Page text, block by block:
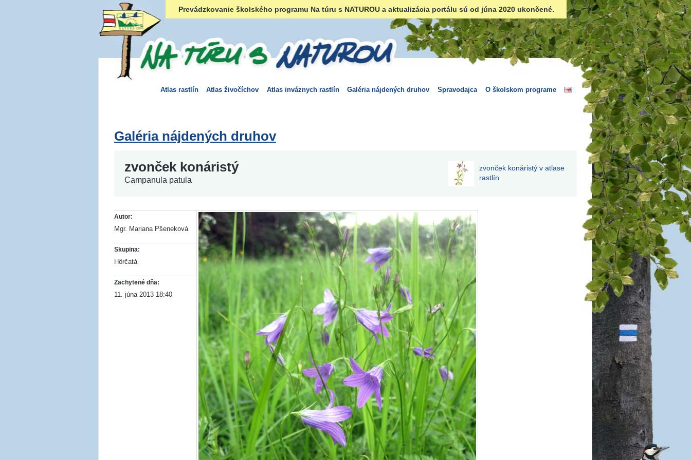
Prevádzkovanie školského programu Na túru s NATUROU a aktualizácia portálu sú od júna 2020 ukončené.
Atlas rastlín Atlas živočíchov Atlas inváznych rastlín Galéria nájdených druhov Spravodajca O školskom programe
Galéria nájdených druhov
zvonček konáristý v atlase
rastlín
zvonček konáristý
Campanula patula
Autor:
Mgr. Mariana Pšeneková
Skupina:
Hôrčatá
Zachytené dňa:
11. júna 2013 18:40